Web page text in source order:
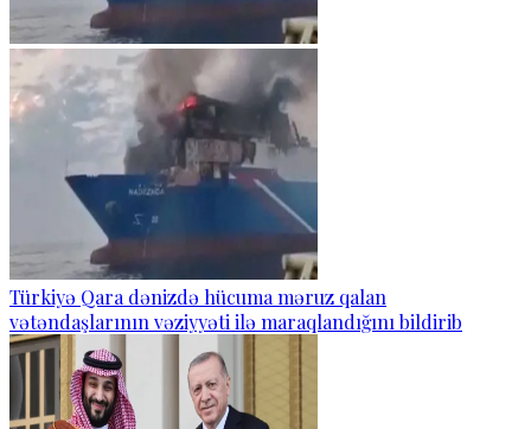
Türkiyə Qara dənizdə hücuma məruz qalan
vətəndaşlarının vəziyyəti ilə maraqlandığını bildirib